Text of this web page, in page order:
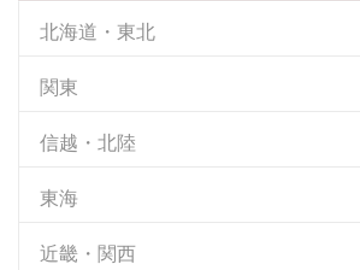
北海道・東北
関東
信越・北陸
東海
近畿・関西